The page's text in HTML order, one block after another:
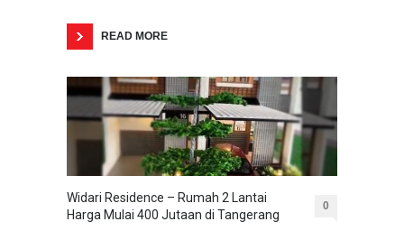
READ MORE
Widari Residence – Rumah 2 Lantai
Harga Mulai 400 Jutaan di Tangerang
0